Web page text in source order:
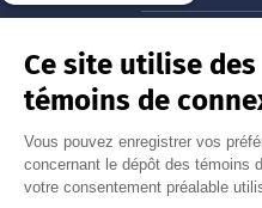
S'abonner